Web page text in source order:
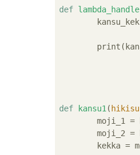
def
def kansu1 (
	moji_1 = hikisu1
	moji_2 = hikisu2